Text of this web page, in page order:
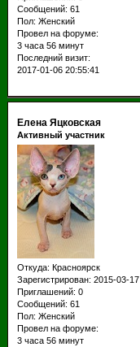
Сообщений: 61
Пол: Женский
Провел на форуме:
3 часа 56 минут
Последний визит:
2017-01-06 20:55:41
Елена Яцковская
Активный участник
Откуда: Красноярск
Зарегистрирован: 2015-03-17
Приглашений: 0
Сообщений: 61
Пол: Женский
Провел на форуме:
3 часа 56 минут